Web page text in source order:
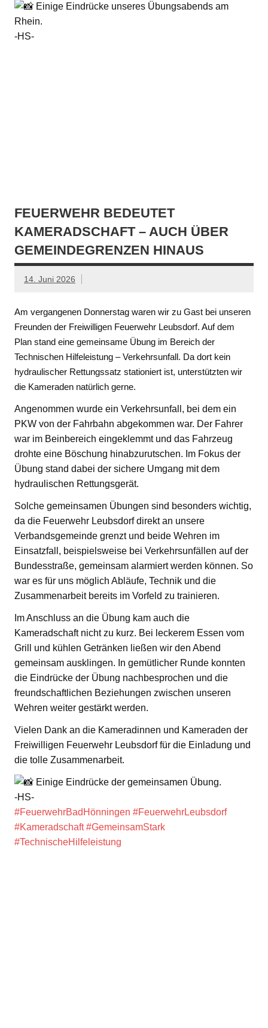
Einige Eindrücke unseres Übungsabends am
Rhein.
-HS-
FEUERWEHR BEDEUTET
KAMERADSCHAFT – AUCH ÜBER
GEMEINDEGRENZEN HINAUS
14. Juni 2026
Am vergangenen Donnerstag waren wir zu Gast bei unseren
Freunden der Freiwilligen Feuerwehr Leubsdorf. Auf dem
Plan stand eine gemeinsame Übung im Bereich der
Technischen Hilfeleistung – Verkehrsunfall. Da dort kein
hydraulischer Rettungssatz stationiert ist, unterstützten wir
die Kameraden natürlich gerne.
Angenommen wurde ein Verkehrsunfall, bei dem ein
PKW von der Fahrbahn abgekommen war. Der Fahrer
war im Beinbereich eingeklemmt und das Fahrzeug
drohte eine Böschung hinabzurutschen. Im Fokus der
Übung stand dabei der sichere Umgang mit dem
hydraulischen Rettungsgerät.
Solche gemeinsamen Übungen sind besonders wichtig,
da die Feuerwehr Leubsdorf direkt an unsere
Verbandsgemeinde grenzt und beide Wehren im
Einsatzfall, beispielsweise bei Verkehrsunfällen auf der
Bundesstraße, gemeinsam alarmiert werden können. So
war es für uns möglich Abläufe, Technik und die
Zusammenarbeit bereits im Vorfeld zu trainieren.
Im Anschluss an die Übung kam auch die
Kameradschaft nicht zu kurz. Bei leckerem Essen vom
Grill und kühlen Getränken ließen wir den Abend
gemeinsam ausklingen. In gemütlicher Runde konnten
die Eindrücke der Übung nachbesprochen und die
freundschaftlichen Beziehungen zwischen unseren
Wehren weiter gestärkt werden.
Vielen Dank an die Kameradinnen und Kameraden der
Freiwilligen Feuerwehr Leubsdorf für die Einladung und
die tolle Zusammenarbeit.
Einige Eindrücke der gemeinsamen Übung.
-HS-
#FeuerwehrBadHönningen #FeuerwehrLeubsdorf
#Kameradschaft #GemeinsamStark
#TechnischeHilfeleistung